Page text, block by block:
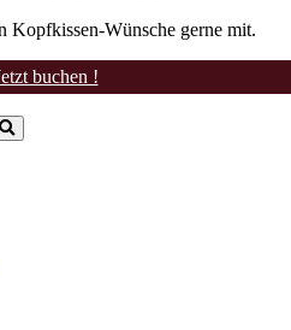
Kopfkissen-Wünsche gerne mit.
buchen !